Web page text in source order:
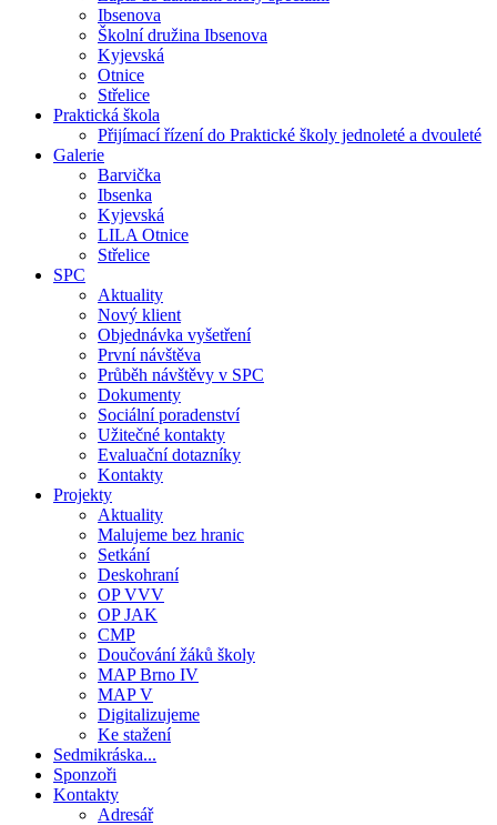
Ibsenova
Školní družina Ibsenova
Kyjevská
Otnice
Střelice
Praktická škola
Přijímací řízení do Praktické školy jednoleté a dvouleté
Galerie
Barvička
Ibsenka
Kyjevská
LILA Otnice
Střelice
SPC
Aktuality
Nový klient
Objednávka vyšetření
První návštěva
Průběh návštěvy v SPC
Dokumenty
Sociální poradenství
Užitečné kontakty
Evaluační dotazníky
Kontakty
Projekty
Aktuality
Malujeme bez hranic
Setkání
Deskohraní
OP VVV
OP JAK
CMP
Doučování žáků školy
MAP Brno IV
MAP V
Digitalizujeme
Ke stažení
Sedmikráska...
Sponzoři
Kontakty
Adresář